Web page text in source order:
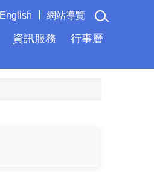
資訊服務 行事曆
English 網站導覽